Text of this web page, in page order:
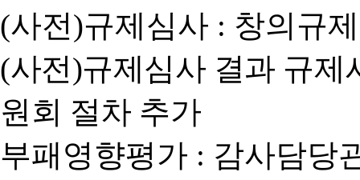
(사전)규제심사 : 창의규
(사전)규제심사 결과 규
원회 절차 추가
부패영향평가 : 감사담당